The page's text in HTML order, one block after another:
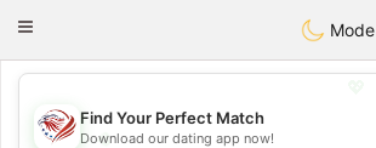
Dating
Toggle
Mode
💖
Find Your Perfect Match
Download our dating app now!